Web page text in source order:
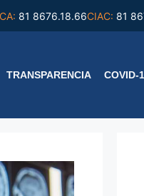
81 8676.18.66CIAC: 81
TRANSPARENCIA COVID-